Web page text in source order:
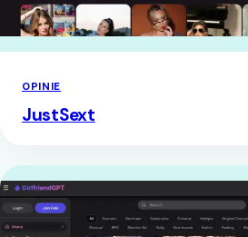
OPINIE
JustSext